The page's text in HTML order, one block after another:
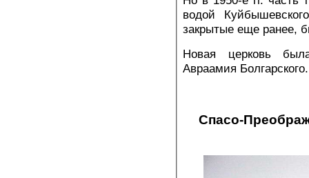
водой
закрытые еще ранее,
Новая церковь
Авраамия Болгарского.
Спасо-